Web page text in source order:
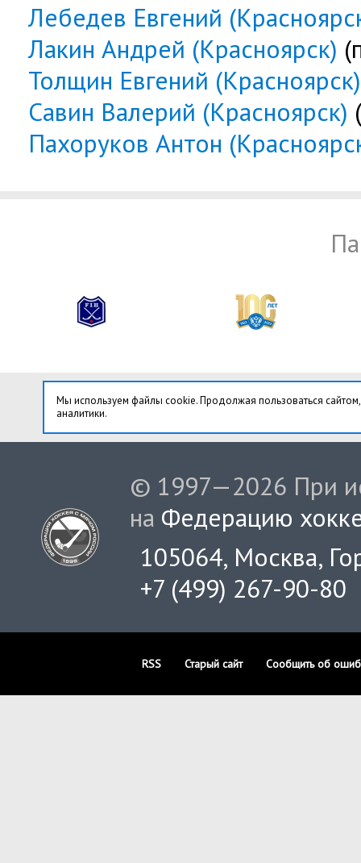
Лебедев Евгений
Лакин Андрей (Красноярск)
Толщин Евгений (Красноярск)
Савин Валерий (Красноярск)
Пахоруков Антон
Мы используем файлы cookie. Продолжая пользоваться
аналитики.
© 1997—2026 При
на Федерацию
105064, Москва,
+7 (499) 267-90-80
RSS Старый сайт Сообщить об